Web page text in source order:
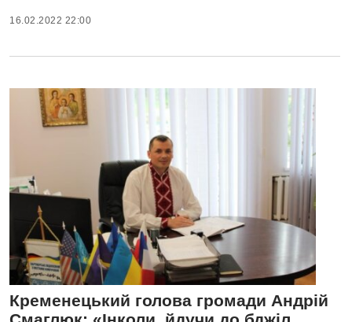
16.02.2022 22:00
Кременецький голова громади Андрій